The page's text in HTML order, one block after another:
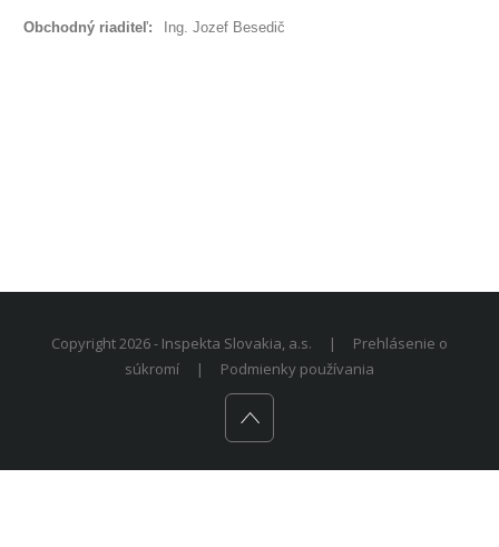
Obchodný riaditeľ: Ing. Jozef Besedič
Copyright 2026 - Inspekta Slovakia, a.s. |
Prehlásenie o
súkromí
| Podmienky používania